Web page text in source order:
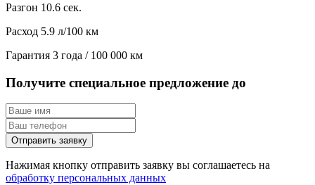
Разгон 10.6 сек.
Расход 5.9 л/100 км
Гарантия 3 года / 100 000 км
Получите специальное предложение до
Отправить заявку
Нажимая кнопку отправить заявку вы соглашаетесь на
обработку персональных данных